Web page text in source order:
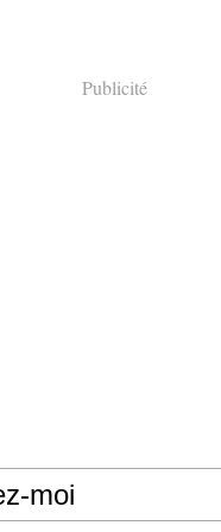
Publicité
moi